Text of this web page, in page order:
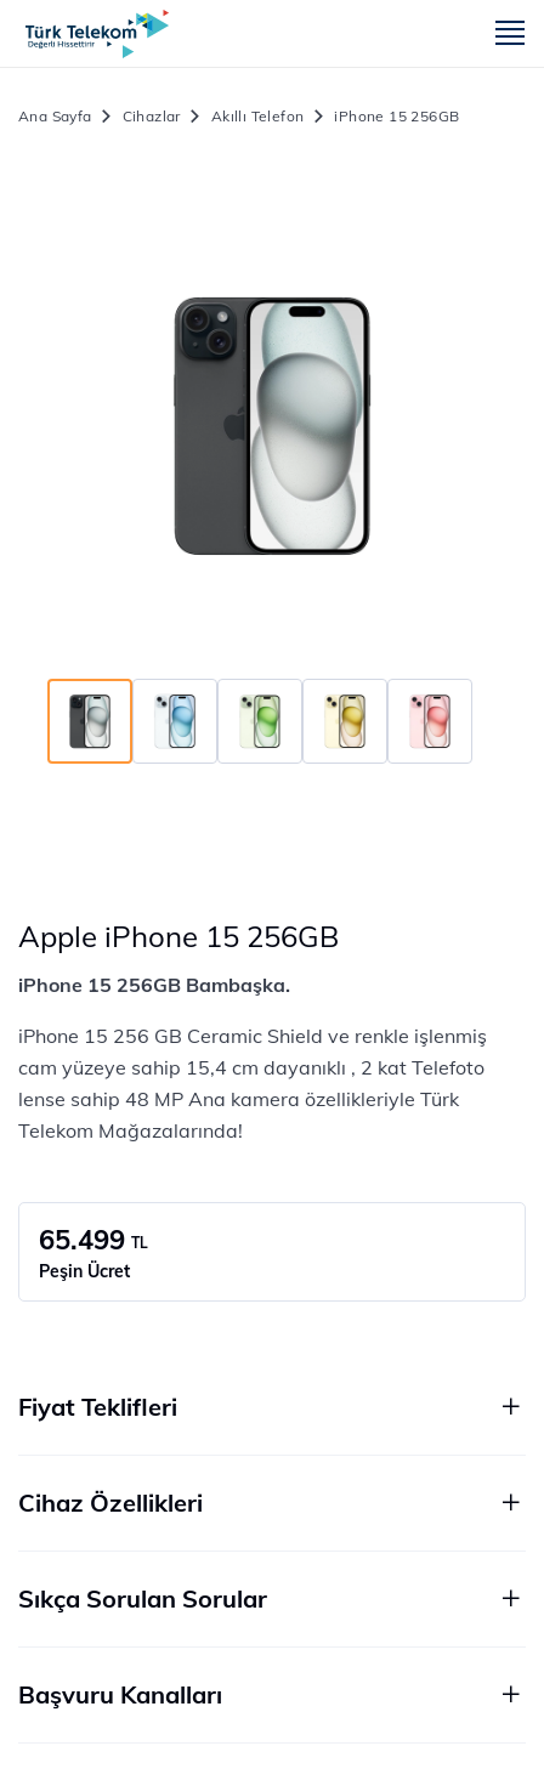
Ana Sayfa Cihazlar Akıllı Telefon iPhone 15 256GB
Apple iPhone 15 256GB
iPhone 15 256GB Bambaşka.
iPhone 15 256 GB Ceramic Shield ve renkle işlenmiş
cam yüzeye sahip 15,4 cm dayanıklı , 2 kat Telefoto
lense sahip 48 MP Ana kamera özellikleriyle Türk
Telekom Mağazalarında!
65.499 TL
Peşin Ücret
Fiyat Teklifleri
Cihaz Özellikleri
Sıkça Sorulan Sorular
Başvuru Kanalları